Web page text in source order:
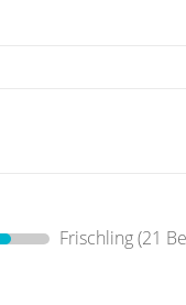
Frischling(21